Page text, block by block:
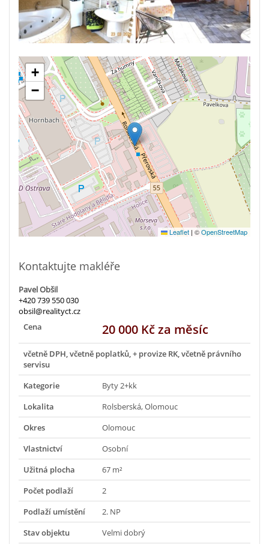
+
−
Leaflet | ©OpenStreetMap
Kontaktujte makléře
Pavel Obšil
+420 739 550 030
obsil@realityct.cz
Cena
20 000 Kč za měsíc
včetně DPH, včetně poplatků, + provize RK, včetně právního
servisu
Kategorie
Byty 2+kk
Lokalita
Rolsberská, Olomouc
Okres
Olomouc
Vlastnictví
Osobní
Užitná plocha
67 m²
Počet podlaží
2
Podlaží umístění
2. NP
Stav objektu
Velmi dobrý